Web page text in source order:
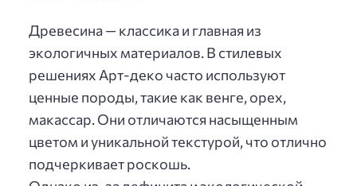
Древесина — классика и главная из
экологичных материалов. В стилевых
решениях Арт-деко часто используют
ценные породы, такие как венге, орех,
макассар. Они отличаются насыщенным
цветом и уникальной текстурой, что отлично
подчеркивает роскошь.